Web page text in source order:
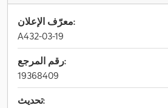
معرّف الإعلان:
A432-03-19
رقم المرجع:
19368409
تحديث: